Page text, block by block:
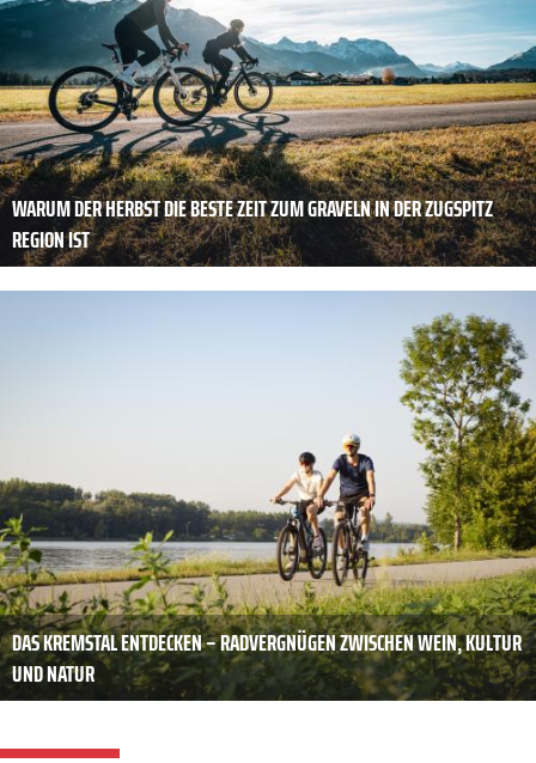
WARUM DER HERBST DIE BESTE ZEIT ZUM GRAVELN IN DER ZUGSPITZ
REGION IST
DAS KREMSTAL ENTDECKEN – RADVERGNÜGEN ZWISCHEN WEIN, KULTUR
UND NATUR